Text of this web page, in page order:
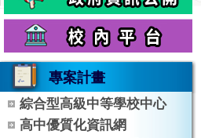
專案計畫
綜合型高級中等學校中心
高中優質化資訊網